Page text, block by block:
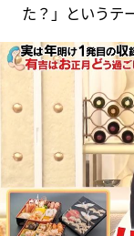
た？」というテ